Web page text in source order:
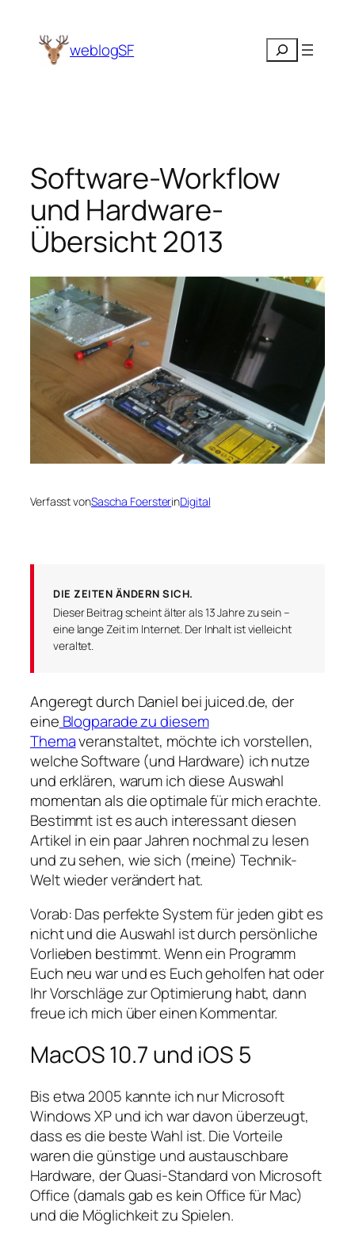
Inhalt
springen weblogSF Suchen
Software-Workflow
und Hardware-
Übersicht 2013
Verfasst vonSascha FoersterinDigital
DIE ZEITEN ÄNDERN SICH.
Dieser Beitrag scheint älter als 13 Jahre zu sein –
eine lange Zeit im Internet. Der Inhalt ist vielleicht
veraltet.
Angeregt durch Daniel bei juiced.de, der
eine Blogparade zu diesem
Themaveranstaltet, möchte ich vorstellen,
welche Software (und Hardware) ich nutze
und erklären, warum ich diese Auswahl
momentan als die optimale für mich erachte.
Bestimmt ist es auch interessant diesen
Artikel in ein paar Jahren nochmal zu lesen
und zu sehen, wie sich (meine) Technik-
Welt wieder verändert hat.
Vorab: Das perfekte System für jeden gibt es
nicht und die Auswahl ist durch persönliche
Vorlieben bestimmt. Wenn ein Programm
Euch neu war und es Euch geholfen hat oder
Ihr Vorschläge zur Optimierung habt, dann
freue ich mich über einen Kommentar.
MacOS 10.7 und iOS 5
Bis etwa 2005 kannte ich nur Microsoft
Windows XP und ich war davon überzeugt,
dass es die beste Wahl ist. Die Vorteile
waren die günstige und austauschbare
Hardware, der Quasi-Standard von Microsoft
Office (damals gab es kein Office für Mac)
und die Möglichkeit zu Spielen.